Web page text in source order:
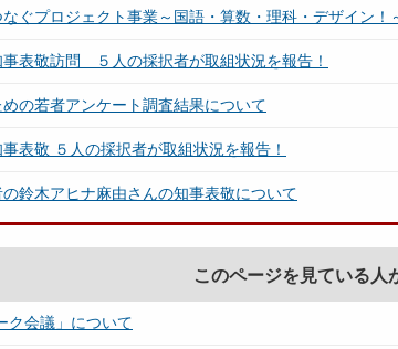
ぐプロジェクト事業～国語・算数・理科・デザイン！
事表敬訪問 ５人の採択者が取組状況を報告！
の若者アンケート調査結果について
表敬 ５人の採択者が取組状況を報告！
鈴木アヒナ麻由さんの知事表敬について
このページを見ている人
ク会議」について